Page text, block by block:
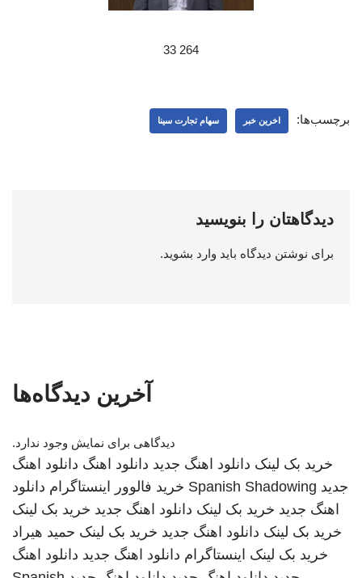
264 33
برچسب‌ها: اخرین خبر سهام تجارت سینا
دیدگاهتان را بنویسید
برای نوشتن دیدگاه باید وارد بشوید.
آخرین دیدگاه‌ها
دیدگاهی برای نمایش وجود ندارد.
خرید بک لینک دانلود اهنگ جدید دانلود اهنگ دانلود اهنگ
جدید Spanish Shadowing خرید فالوور اینستاگرام دانلود
اهنگ جدید خرید بک لینک دانلود اهنگ جدید خرید بک لینک
خرید بک لینک دانلود اهنگ جدید خرید بک لینک حمید هیراد
خرید بک لینک اینستاگرام دانلود اهنگ جدید دانلود اهنگ